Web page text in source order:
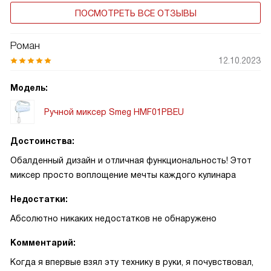
ПОСМОТРЕТЬ ВСЕ ОТЗЫВЫ
Роман
12.10.2023
Модель:
Ручной миксер Smeg HMF01PBEU
Достоинства:
Обалденный дизайн и отличная функциональность! Этот
миксер просто воплощение мечты каждого кулинара
Недостатки:
Абсолютно никаких недостатков не обнаружено
Комментарий:
Когда я впервые взял эту технику в руки, я почувствовал,